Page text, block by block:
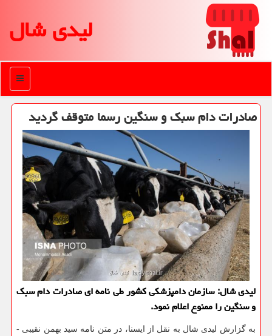
لیدی شال
منو
صادرات دام سبک و سنگین رسما متوقف گردید
لیدی شال: سازمان دامپزشکی کشور طی نامه ای صادرات دام سبک
و سنگین را ممنوع اعلام نمود.
به گزارش لیدی شال به نقل از ایسنا، در متن نامه سید بهمن نقیبی -